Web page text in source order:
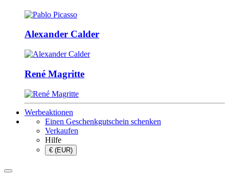
Alexander Calder
René Magritte
Werbeaktionen
Einen Geschenkgutschein schenken
Verkaufen
Hilfe
€ (EUR)